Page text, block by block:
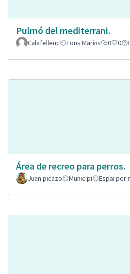
Pulmó del mediterrani.
Calafellenc
Fons Marins 0 0
Área de recreo para perros.
Juan picazo
Municipi Espai per